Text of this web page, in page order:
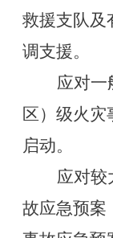
救援支队及
调支援。
应对一
区）级火
启动。
应对较
故应急预案